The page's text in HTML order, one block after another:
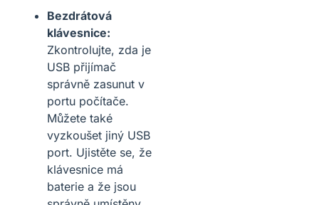
Bezdrátová
klávesnice:
Zkontrolujte, zda je
USB přijímač
správně zasunut v
portu počítače.
Můžete také
vyzkoušet jiný USB
port. Ujistěte se, že
klávesnice má
baterie a že jsou